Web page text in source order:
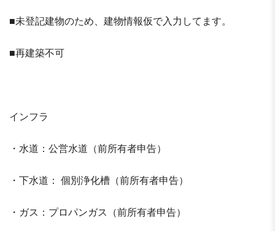
■未登記建物のため、建物情報仮で入力してます。
■再建築不可
インフラ
・水道：公営水道（前所有者申告）
・下水道： 個別浄化槽（前所有者申告）
・ガス：プロパンガス（前所有者申告）